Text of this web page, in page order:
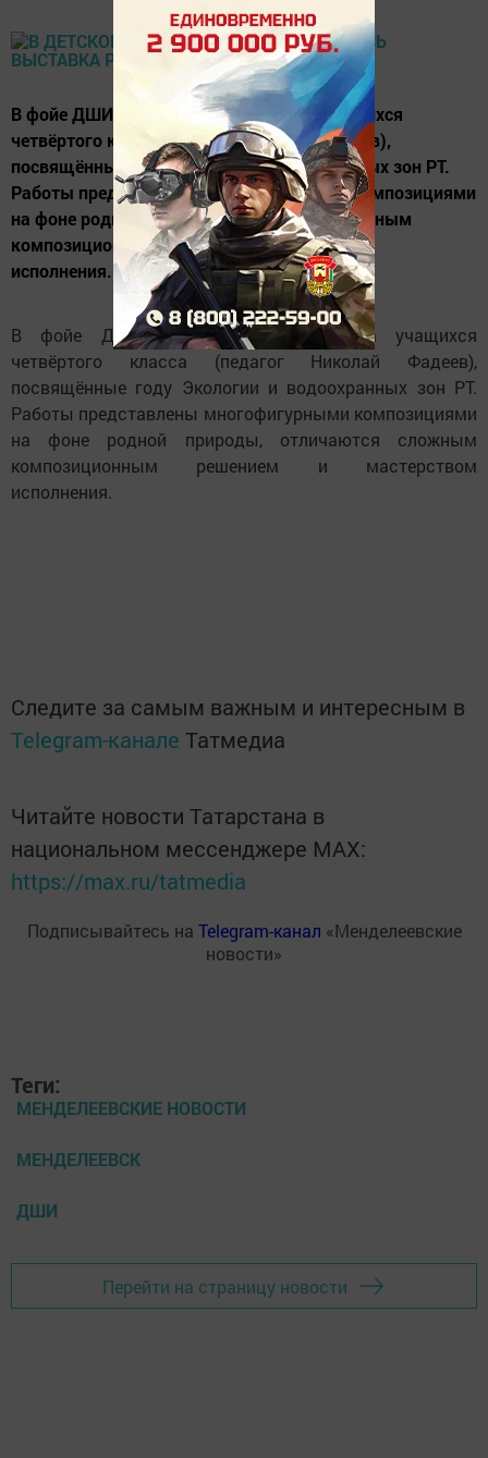
В фойе ДШИ представлена выставка учащихся
четвёртого класса (педагог Николай Фадеев),
посвящённые году Экологии и водоохранных зон РТ.
Работы представлены многофигурными композициями
на фоне родной природы, отличаются сложным
композиционным решением и мастерством
исполнения.
В фойе ДШИ представлена выставка учащихся
четвёртого класса (педагог Николай Фадеев),
посвящённые году Экологии и водоохранных зон РТ.
Работы представлены многофигурными композициями
на фоне родной природы, отличаются сложным
композиционным решением и мастерством
исполнения.
Следите за самым важным и интересным в
Telegram-канале Татмедиа
Читайте новости Татарстана в
национальном мессенджере MАХ:
https://max.ru/tatmedia
Подписывайтесь на Telegram-канал «Менделеевские
новости»
Теги:
МЕНДЕЛЕЕВСКИЕ НОВОСТИ
МЕНДЕЛЕЕВСК
ДШИ
Перейти на страницу новости